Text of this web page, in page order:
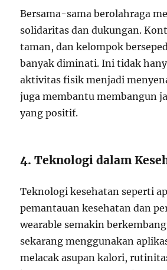
Bersama-sama berolahraga
solidaritas dan dukungan.
taman, dan kelompok
banyak diminati. Ini tidak
aktivitas fisik menjadi
juga membantu membangun
yang positif.
4. Teknologi dalam
Teknologi kesehatan seperti
pemantauan kesehatan dan
wearable semakin
sekarang menggunakan
melacak asupan kalori,